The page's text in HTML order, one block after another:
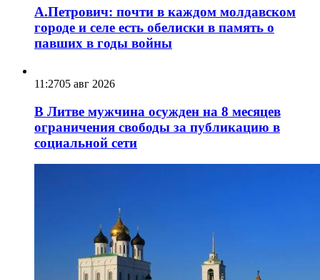
А.Петрович: почти в каждом молдавском
городе и селе есть обелиски в память о
павших в годы войны
11:2705 авг 2026
В Литве мужчина осужден на 8 месяцев
ограничения свободы за публикацию в
социальной сети